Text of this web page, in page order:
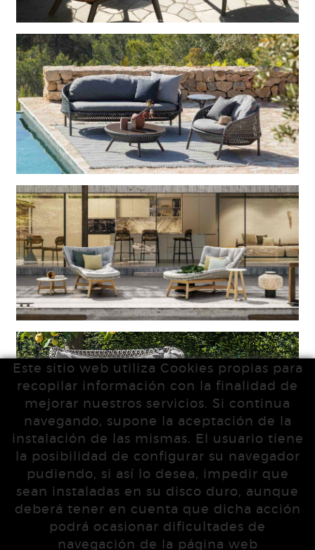
Este sitio web utiliza Cookies propias para
recopilar información con la finalidad de
mejorar nuestros servicios. Si continua
navegando, supone la aceptación de la
instalación de las mismas. El usuario tiene
la posibilidad de configurar su navegador
pudiendo, si así lo desea, impedir que
sean instaladas en su disco duro, aunque
deberá tener en cuenta que dicha acción
podrá ocasionar dificultades de
navegación de la página web